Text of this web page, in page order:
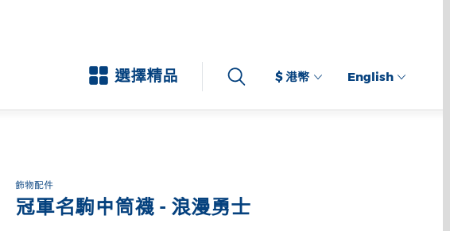
選擇精品 $ 港幣 English
飾物配件
冠軍名駒中筒襪 - 浪漫勇士